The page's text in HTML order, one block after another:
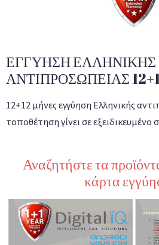
ΕΓΓΥΗΣΗ ΕΛΛΗΝΙΚΗΣ
ΑΝΤΙΠΡΟΣΩΠΕΙΑΣ
12+12 μήνες εγγύηση Ελληνικής
τοποθέτηση γίνει σε εξειδικευμένο
Αναζητήστε τα
κάρτα